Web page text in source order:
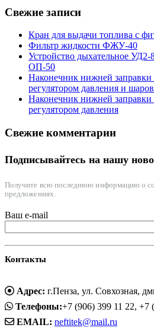
Свежие записи
Кран для выдачи топлива с
Фильтр жидкости ФЖУ-40
Устройство дыхательное УД2-
ОП-50
Наконечник нижней
регулятором давления и
Наконечник нижней
регулятором давления
Свежие комментарии
Подписывайтесь на нашу
Получите всю последнюю информацию о
предложениях.
Ваш e-mail
Контакты
Адрес: г.Пенза, ул. Совхозная,
Телефоны:+7 (906) 399 11 22, +7
EMAIL: neftitek@mail.ru